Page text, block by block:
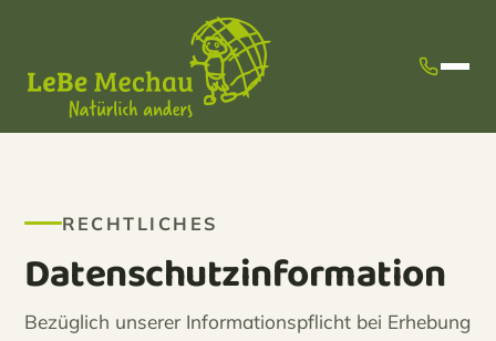
RECHTLICHES
Datenschutzinformation
Bezüglich unserer Informationspflicht bei Erhebung